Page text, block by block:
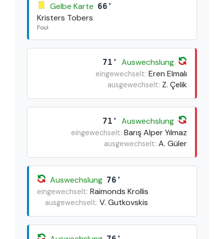
Gelbe Karte 66'
Kristers Tobers
Foul
71' Auswechslung
eingewechselt: Eren Elmalı
ausgewechselt: Z. Çelik
71' Auswechslung
eingewechselt: Barış Alper Yılmaz
ausgewechselt: A. Güler
Auswechslung 76'
eingewechselt: Raimonds Krollis
ausgewechselt: V. Gutkovskis